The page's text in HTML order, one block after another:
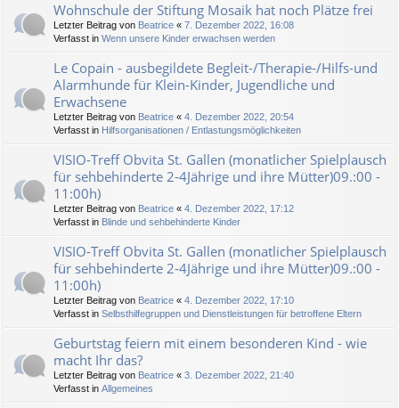
Wohnschule der Stiftung Mosaik hat noch Plätze frei
Letzter Beitrag von Beatrice « 7. Dezember 2022, 16:08
Verfasst in Wenn unsere Kinder erwachsen werden
Le Copain - ausbegildete Begleit-/Therapie-/Hilfs-und
Alarmhunde für Klein-Kinder, Jugendliche und
Erwachsene
Letzter Beitrag von Beatrice « 4. Dezember 2022, 20:54
Verfasst in Hilfsorganisationen / Entlastungsmöglichkeiten
VISIO-Treff Obvita St. Gallen (monatlicher Spielplausch
für sehbehinderte 2-4Jährige und ihre Mütter)09.:00 -
11:00h)
Letzter Beitrag von Beatrice « 4. Dezember 2022, 17:12
Verfasst in Blinde und sehbehinderte Kinder
VISIO-Treff Obvita St. Gallen (monatlicher Spielplausch
für sehbehinderte 2-4Jährige und ihre Mütter)09.:00 -
11:00h)
Letzter Beitrag von Beatrice « 4. Dezember 2022, 17:10
Verfasst in Selbsthilfegruppen und Dienstleistungen für betroffene Eltern
Geburtstag feiern mit einem besonderen Kind - wie
macht Ihr das?
Letzter Beitrag von Beatrice « 3. Dezember 2022, 21:40
Verfasst in Allgemeines